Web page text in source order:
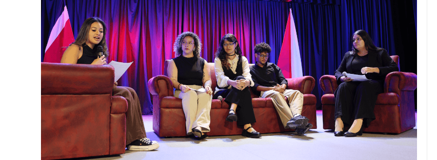
AGOSTO 05, 2026
Consejo Universitario llama a
defender la democracia
JULIO 24, 2026
Rechazo al reparto desigual
de ganancias es mayor
cuando hubo esfuerzo